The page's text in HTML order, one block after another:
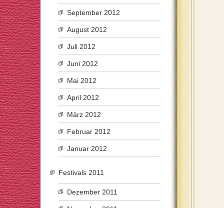
September 2012
August 2012
Juli 2012
Juni 2012
Mai 2012
April 2012
März 2012
Februar 2012
Januar 2012
Festivals 2011
Dezember 2011